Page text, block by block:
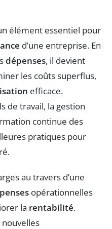
élément essentiel pour
d’une entreprise. En
dépenses, il devient
les coûts superflus,
efficace.
de travail, la gestion
continue des
pratiques pour
au travers d’une
opérationnelles
la rentabilité.
nouvelles